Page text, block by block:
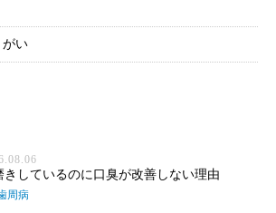
がい
きしているのに口臭が改善しない理由
周病